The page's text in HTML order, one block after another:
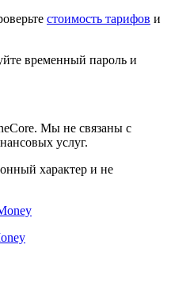
стоимость тарифов и
временный пароль и
Мы не связаны с
услуг.
характер и не